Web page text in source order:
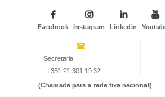
Facebook Instagram Linkedin
Secretaria
+351 21 301 19 32
(Chamada para a rede fixa nacional)